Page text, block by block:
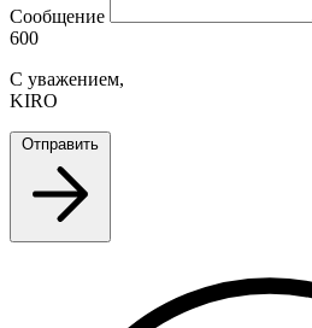
Сообщение
600
С уважением,
KIRO
Отправить